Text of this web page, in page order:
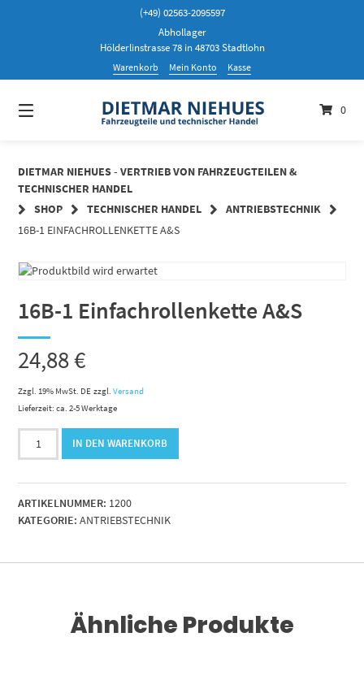
(+49) 02563-2095597
Abhollager
Hölderlinstrasse 78 in 48703 Stadtlohn
Warenkorb Mein Konto Kasse
0
DIETMAR NIEHUES - VERTRIEB VON FAHRZEUGTEILEN &
TECHNISCHER HANDEL
SHOP
TECHNISCHER HANDEL
ANTRIEBSTECHNIK
16B-1 EINFACHROLLENKETTE A&S
16B-1 Einfachrollenkette A&S
24,88€
Zzgl. 19% MwSt. DE zzgl.Versand
Lieferzeit: ca. 2-5 Werktage
16B-
A&S
Menge
IN DEN WARENKORB
ARTIKELNUMMER: 1200
KATEGORIE: ANTRIEBSTECHNIK
Ähnliche Produkte